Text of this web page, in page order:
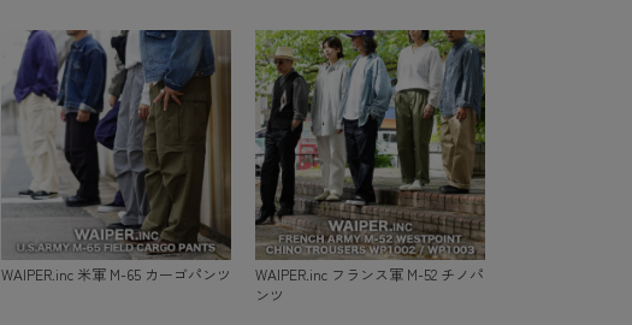
WAIPER.inc 米軍 M-65 カーゴパンツ
WAIPER.inc フランス軍 M-52 チノパ
ンツ